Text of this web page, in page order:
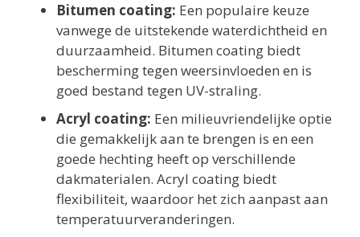
Bitumen coating: Een populaire keuze
vanwege de uitstekende waterdichtheid en
duurzaamheid. Bitumen coating biedt
bescherming tegen weersinvloeden en is
goed bestand tegen UV-straling.
Acryl coating: Een milieuvriendelijke optie
die gemakkelijk aan te brengen is en een
goede hechting heeft op verschillende
dakmaterialen. Acryl coating biedt
flexibiliteit, waardoor het zich aanpast aan
temperatuurveranderingen.